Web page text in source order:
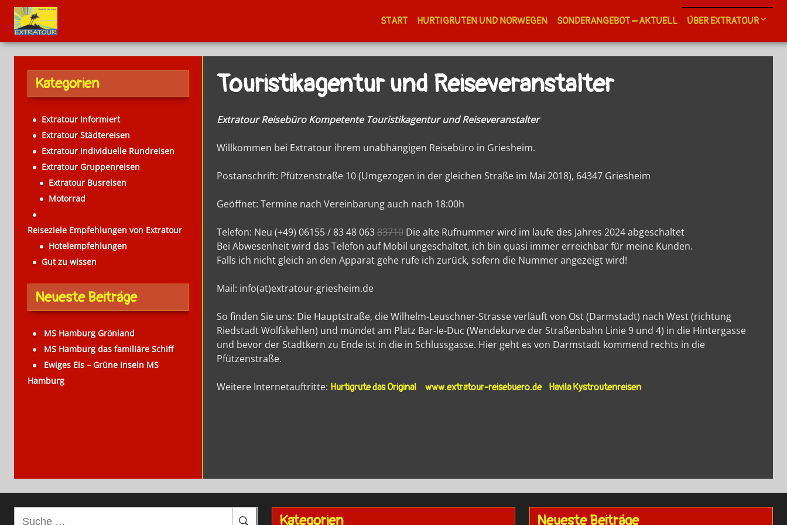
START HURTIGRUTEN UND NORWEGEN SONDERANGEBOT – AKTUELL ÜBER EXTRATOUR
Kontakt
Touristikagentur und Reiseveranstalter
Extratour Reisebüro Kompetente Touristikagentur und Reiseveranstalter
Willkommen bei Extratour ihrem unabhängigen Reisebüro in Griesheim.
Postanschrift: Pfützenstraße 10 (Umgezogen in der gleichen Straße im Mai 2018), 64347 Griesheim
Geöffnet: Termine nach Vereinbarung auch nach 18:00h
Telefon: Neu (+49) 06155 / 83 48 06383710Die alte Rufnummer wird im laufe des Jahres 2024 abgeschaltet
Bei Abwesenheit wird das Telefon auf Mobil ungeschaltet, ich bin quasi immer erreichbar für meine Kunden.
Falls ich nicht gleich an den Apparat gehe rufe ich zurück, sofern die Nummer angezeigt wird!
Mail: info(at)extratour-griesheim.de
So finden Sie uns: Die Hauptstraße, die Wilhelm-Leuschner-Strasse verläuft von Ost (Darmstadt) nach West (richtung
Riedstadt Wolfskehlen) und mündet am Platz Bar-le-Duc (Wendekurve der Straßenbahn Linie 9 und 4) in die Hintergasse
und bevor der Stadtkern zu Ende ist in die in Schlussgasse. Hier geht es von Darmstadt kommend rechts in die
Pfützenstraße.
Weitere Internetauftritte: Hurtigrute das Original www.extratour-reisebuero.de Havila Kystroutenreisen
Kategorien
Extratour Informiert
Extratour Städtereisen
Extratour Individuelle Rundreisen
Extratour Gruppenreisen
Extratour Busreisen
Motorrad
Reiseziele Empfehlungen von Extratour
Hotelempfehlungen
Gut zu wissen
Neueste Beiträge
MS Hamburg Grönland
MS Hamburg das familiäre Schiff
Ewiges Eis – Grüne Inseln MS
Hamburg
Kategorien Neueste Beiträge